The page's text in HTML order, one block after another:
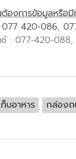
องการข้อมูลหรือ
077 420-086,
: 077-420-088,
บอาหาร กล่องถ